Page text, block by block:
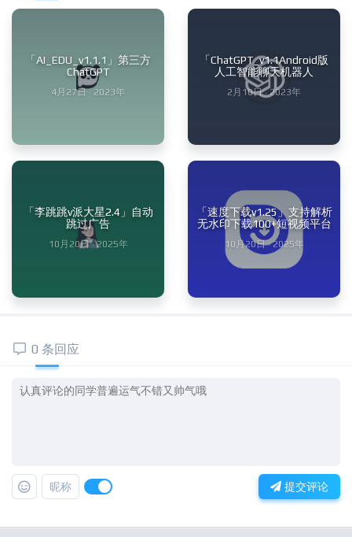
「AI_EDU_v1.1.1」第三方
ChatGPT
4月27日 · 2023年
「ChatGPT_v1.1Android版
人工智能聊天机器人
2月10日 · 2023年
「李跳跳v派大星2.4」自动
跳过广告
10月20日 · 2025年
「速度下载v1.25」支持解析
无水印下载100+短视频平台
10月20日 · 2025年
0 条回应
昵称 提交评论